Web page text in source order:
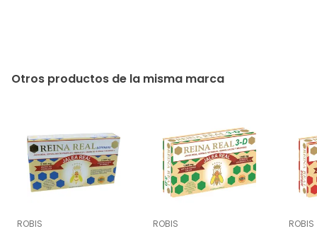
Otros productos de la misma marca
ROBIS ROBIS ROBIS